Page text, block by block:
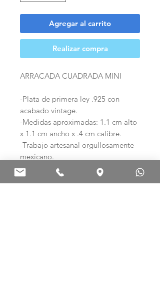
Agregar al carrito
Realizar compra
ARRACADA CUADRADA MINI
-Plata de primera ley .925 con
acabado vintage.
-Medidas aproximadas: 1.1 cm alto
x 1.1 cm ancho x .4 cm calibre.
-Trabajo artesanal orgullosamente
mexicano.